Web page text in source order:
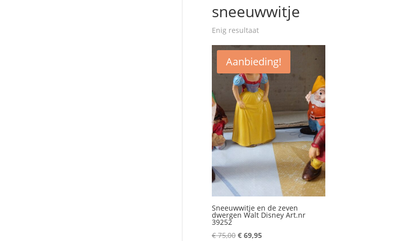
sneeuwwitje
Enig resultaat
Aanbieding!
Sneeuwwitje en de zeven
dwergen Walt Disney Art.nr
39252
€75,00 Oorspronkelijke
€69,95Huidige